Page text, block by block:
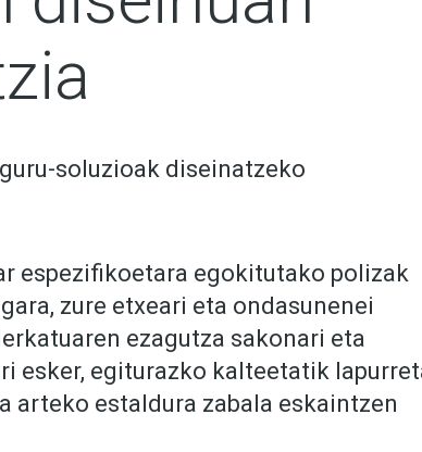
soluzioak diseinatzeko
espezifikoetara egokitutako polizak
zure etxeari eta ondasunenei
ezagutza sakonari eta
esker, egiturazko kalteetatik
arteko estaldura zabala eskaintzen